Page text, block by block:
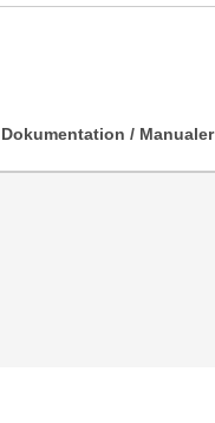
Dokumentation / Manualer